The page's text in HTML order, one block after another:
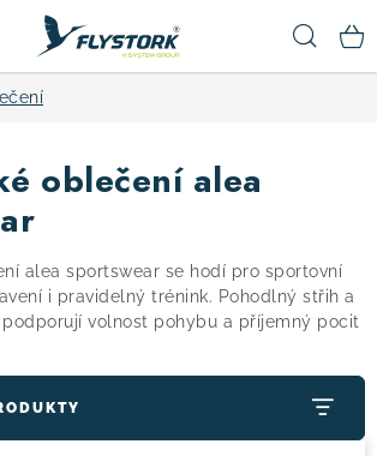
oblečení alea
alea sportswear se hodí pro sportovní
i pravidelný trénink. Pohodlný střih a
volnost pohybu a příjemný pocit